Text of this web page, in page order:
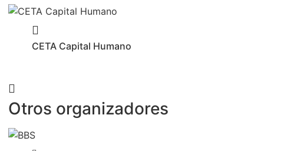
CETA Capital Humano
Otros organizadores